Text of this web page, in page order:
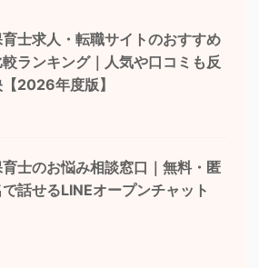
士求人・転職サイトのおすすめ
較ランキング｜人気や口コミも反
【2026年度版】
士のお悩み相談窓口｜無料・匿
話せるLINEオープンチャット